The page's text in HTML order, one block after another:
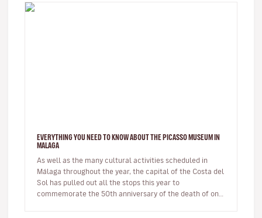
EVERYTHING YOU NEED TO KNOW ABOUT THE PICASSO MUSEUM IN
MALAGA
As well as the many cultural activities scheduled in
Málaga throughout the year, the capital of the Costa del
Sol has pulled out all the stops this year to
commemorate the 50th anniversary of the death of one